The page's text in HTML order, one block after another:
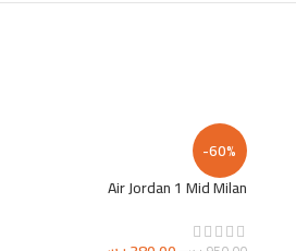
-60%
Air Jordan 1 Mid Milan